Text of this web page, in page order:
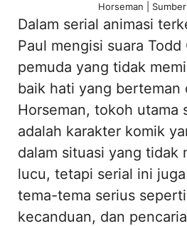
Horseman |
Dalam serial animasi
Paul mengisi suara
pemuda yang tidak
baik hati yang berteman
Horseman, tokoh utama
adalah karakter komik
dalam situasi yang tidak
lucu, tetapi serial ini
tema-tema serius
kecanduan, dan